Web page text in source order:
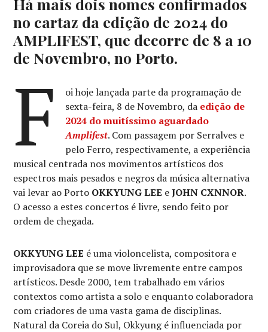
no cartaz da edição de 2024 do
AMPLIFEST, que decorre de 8 a 10
de Novembro, no Porto.
F
oi hoje lançada parte da programação de
sexta-feira, 8 de Novembro, da edição de
2024 do muitíssimo aguardado
Amplifest. Com passagem por Serralves e
pelo Ferro, respectivamente, a experiência
musical centrada nos movimentos artísticos dos
espectros mais pesados e negros da música alternativa
vai levar ao Porto OKKYUNG LEE eJOHN CXNNOR.
O acesso a estes concertos é livre, sendo feito por
ordem de chegada.
OKKYUNG LEE é uma violoncelista, compositora e
improvisadora que se move livremente entre campos
artísticos. Desde 2000, tem trabalhado em vários
contextos como artista a solo e enquanto colaboradora
com criadores de uma vasta gama de disciplinas.
Natural da Coreia do Sul, Okkyung é influenciada por